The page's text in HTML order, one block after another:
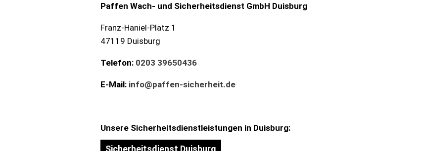
Paffen Wach- und Sicherheitsdienst GmbH Duisburg
Franz-Haniel-Platz 1
47119 Duisburg
Telefon: 0203 39650436
E-Mail: info@paffen-sicherheit.de
Unsere Sicherheitsdienstleistungen in Duisburg:
Sicherheitsdienst Duisburg